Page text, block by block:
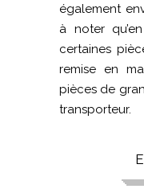
également
à noter
certaines
remise en
pièces de
transporteur.